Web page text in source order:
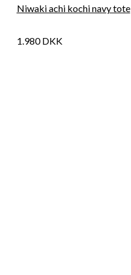
Niwaki achi kochi navy tote
1.980DKK